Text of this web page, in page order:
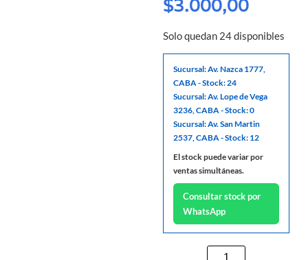
$3.000,00
Solo quedan 24 disponibles
Sucursal: Av. Nazca 1777,
CABA - Stock: 24
Sucursal: Av. Lope de Vega
3236, CABA - Stock: 0
Sucursal: Av. San Martin
2537, CABA - Stock: 12
El stock puede variar por
ventas simultáneas.
Consultar stock por
WhatsApp